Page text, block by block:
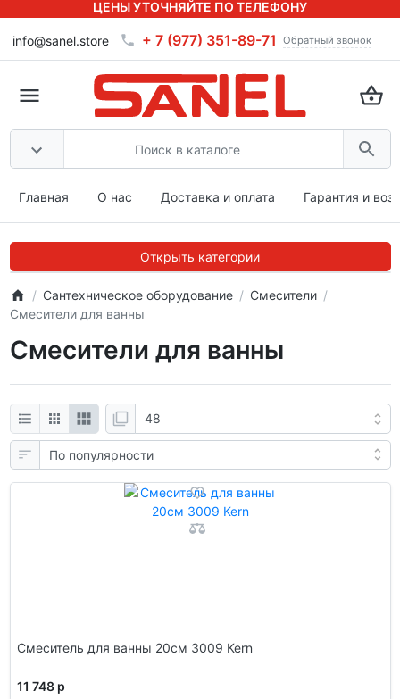
ЦЕНЫ УТОЧНЯЙТЕ ПО ТЕЛЕФОНУ
info@sanel.store + 7 (977) 351-89-71 Обратный звонок
Главная О нас Доставка и оплата Гарантия и
Открыть категории
Сантехническое оборудование
Смесители
Смесители для ванны
Смесители для ванны
Смеситель для ванны 20см 3009 Kern
11 748 р